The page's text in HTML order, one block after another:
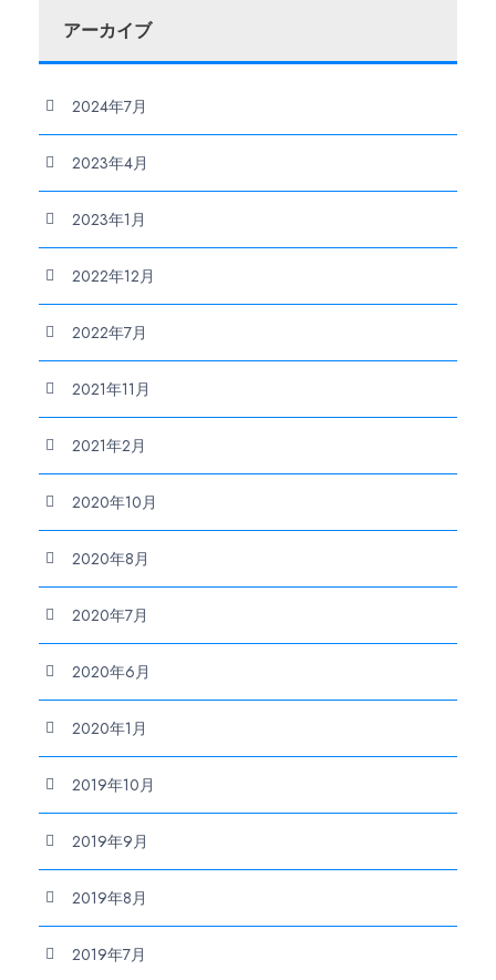
アーカイブ
2024年7月
2023年4月
2023年1月
2022年12月
2022年7月
2021年11月
2021年2月
2020年10月
2020年8月
2020年7月
2020年6月
2020年1月
2019年10月
2019年9月
2019年8月
2019年7月